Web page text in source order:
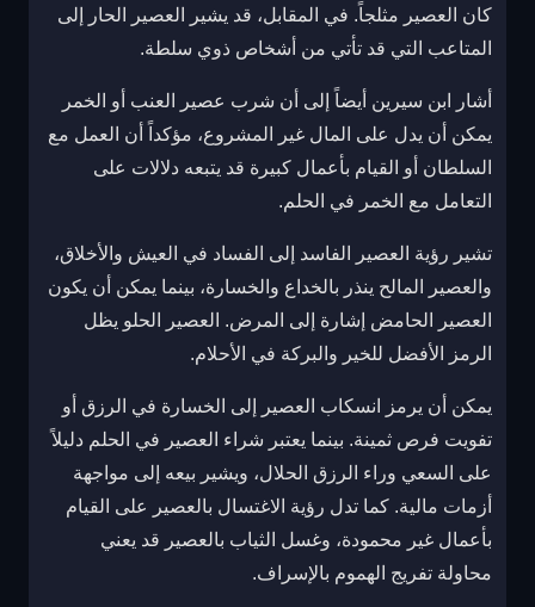
كان العصير مثلجاً. في المقابل، قد يشير العصير الحار إلى
المتاعب التي قد تأتي من أشخاص ذوي سلطة.
أشار ابن سيرين أيضاً إلى أن شرب عصير العنب أو الخمر
يمكن أن يدل على المال غير المشروع، مؤكداً أن العمل مع
السلطان أو القيام بأعمال كبيرة قد يتبعه دلالات على
التعامل مع الخمر في الحلم.
تشير رؤية العصير الفاسد إلى الفساد في العيش والأخلاق،
والعصير المالح ينذر بالخداع والخسارة، بينما يمكن أن يكون
العصير الحامض إشارة إلى المرض. العصير الحلو يظل
الرمز الأفضل للخير والبركة في الأحلام.
يمكن أن يرمز انسكاب العصير إلى الخسارة في الرزق أو
تفويت فرص ثمينة. بينما يعتبر شراء العصير في الحلم دليلاً
على السعي وراء الرزق الحلال، ويشير بيعه إلى مواجهة
أزمات مالية. كما تدل رؤية الاغتسال بالعصير على القيام
بأعمال غير محمودة، وغسل الثياب بالعصير قد يعني
محاولة تفريج الهموم بالإسراف.